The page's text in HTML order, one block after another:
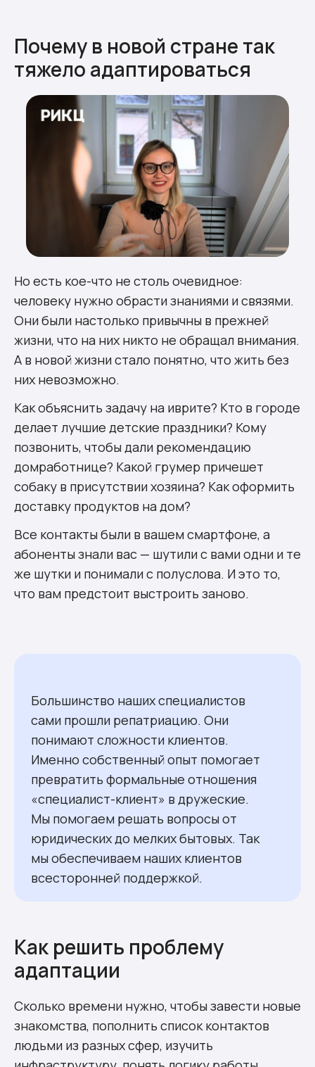
Почему в новой стране так
тяжело адаптироваться
Но есть кое-что не столь очевидное:
человеку нужно обрасти знаниями и связями.
Они были настолько привычны в прежней
жизни, что на них никто не обращал внимания.
А в новой жизни стало понятно, что жить без
них невозможно.
Как объяснить задачу на иврите? Кто в городе
делает лучшие детские праздники? Кому
позвонить, чтобы дали рекомендацию
домработнице? Какой грумер причешет
собаку в присутствии хозяина? Как оформить
доставку продуктов на дом?
Все контакты были в вашем смартфоне, а
абоненты знали вас — шутили с вами одни и те
же шутки и понимали с полуслова. И это то,
что вам предстоит выстроить заново.
Большинство наших специалистов
сами прошли репатриацию. Они
понимают сложности клиентов.
Именно собственный опыт помогает
превратить формальные отношения
«специалист-клиент» в дружеские.
Мы помогаем решать вопросы от
юридических до мелких бытовых. Так
мы обеспечиваем наших клиентов
всесторонней поддержкой.
Как решить проблему
адаптации
Сколько времени нужно, чтобы завести новые
знакомства, пополнить список контактов
людьми из разных сфер, изучить